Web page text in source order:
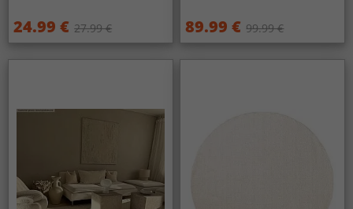
24.99 € 27.99 € 89.99 € 99.99 €